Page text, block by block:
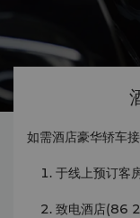
如需酒店豪华轿车
于线上预订客
致电酒店(86